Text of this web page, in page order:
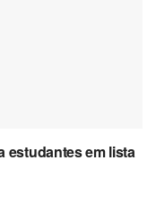
estudantes em lista